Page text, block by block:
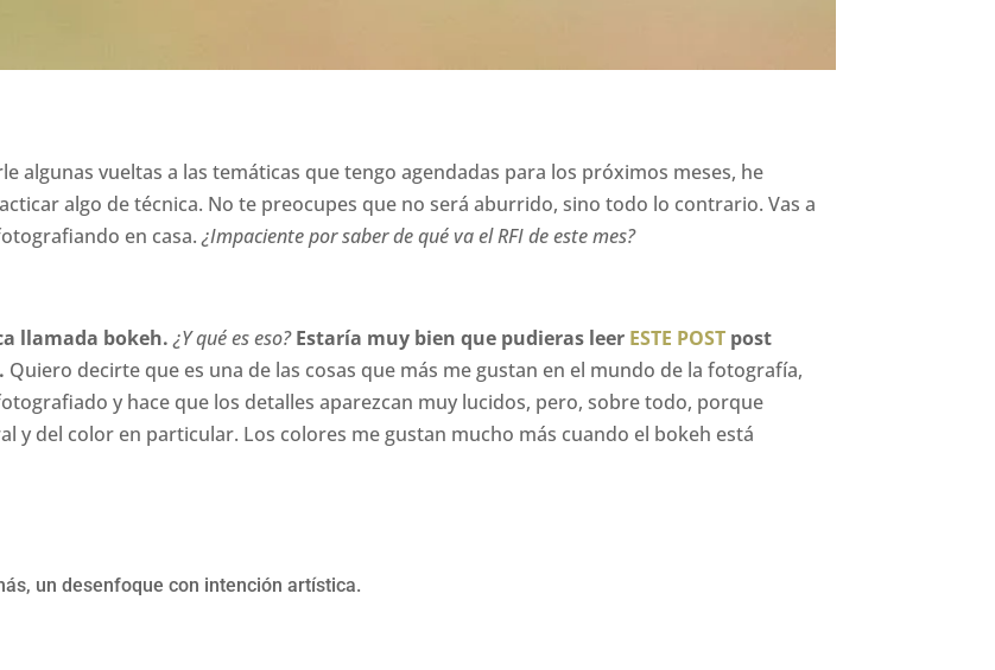
algunas vueltas a las temáticas que tengo agendadas para los próximos meses, he
algo de técnica. No te preocupes que no será aburrido, sino todo lo contrario. Vas a
en casa.¿Impaciente por saber de qué va el RFI de este mes?
llamada bokeh. ¿Y qué es eso? Estaría muy bien que pudieras leer ESTE POST post
Quiero decirte que es una de las cosas que más me gustan en el mundo de la fotografía,
y hace que los detalles aparezcan muy lucidos, pero, sobre todo, porque
y del color en particular. Los colores me gustan mucho más cuando el bokeh está
un desenfoque con intención artística.